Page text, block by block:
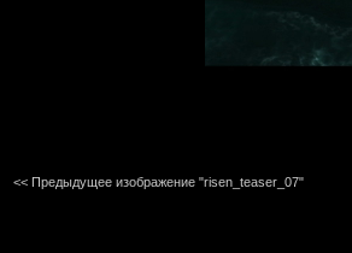
<< Предыдущее изображение "risen_teaser_07"